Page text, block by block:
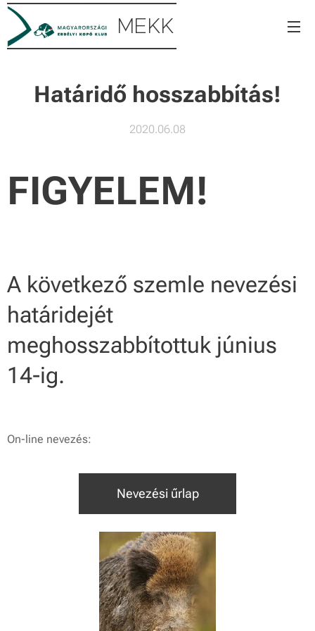
MEKK
Határidő hosszabbítás!
2020.06.08
FIGYELEM!
A következő szemle nevezési
határidejét
meghosszabbítottuk június
14-ig.
On-line nevezés:
Nevezési űrlap